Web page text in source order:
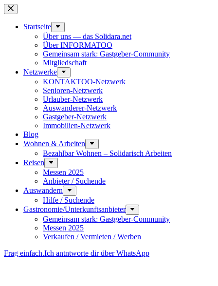
Zum
Inhalt
springenStart­seite
Über uns — das Solidara.net
Über INFORMATOO
Gemeinsam stark: Gastgeber-Community
Mitglied­schaft
Netzwerke
KONTAKTOO-Netzwerk
Senioren-Netzwerk
Urlauber-Netzwerk
Auswan­derer-Netzwerk
Gastgeber-Netzwerk
Immobilien-Netzwerk
Blog
Wohnen & Arbeiten
Bezahlbar Wohnen – Solida­risch Arbeiten
Reisen
Messen 2025
Anbieter / Suchende
Auswandern
Hilfe / Suchende
Gastronomie/Unterkunftsanbieter
Gemeinsam stark: Gastgeber-Community
Messen 2025
Verkaufen / Vermieten / Werben
Frag einfach.Ich antntworte dir über WhatsApp